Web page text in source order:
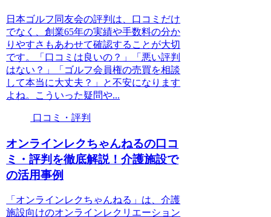
日本ゴルフ同友会の評判は、口コミだけ
でなく、創業65年の実績や手数料の分か
りやすさもあわせて確認することが大切
です。「口コミは良いの？」「悪い評判
はない？」「ゴルフ会員権の売買を相談
して本当に大丈夫？」と不安になります
よね。こういった疑問や...
口コミ・評判
オンラインレクちゃんねるの口コ
ミ・評判を徹底解説！介護施設で
の活用事例
「オンラインレクちゃんねる」は、介護
施設向けのオンラインレクリエーション